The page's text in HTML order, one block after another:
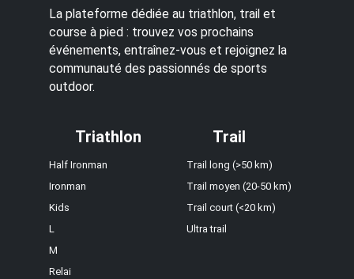
La plateforme dédiée au triathlon, trail et
course à pied : trouvez vos prochains
événements, entraînez-vous et rejoignez la
communauté des passionnés de sports
outdoor.
Triathlon
Half Ironman
Ironman
Kids
L
M
Relai
Trail
Trail long (>50 km)
Trail moyen (20-50 km)
Trail court (<20 km)
Ultra trail